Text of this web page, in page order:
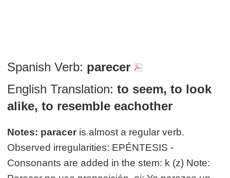
Spanish Verb: parecer
English Translation: to seem, to look
alike, to resemble eachother
Notes: paracer is almost a regular verb.
Observed irregularities: EPÉNTESIS -
Consonants are added in the stem: k (z) Note: